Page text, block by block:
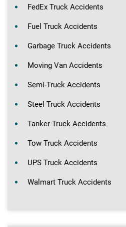
FedEx Truck Accidents
Fuel Truck Accidents
Garbage Truck Accidents
Moving Van Accidents
Semi-Truck Accidents
Steel Truck Accidents
Tanker Truck Accidents
Tow Truck Accidents
UPS Truck Accidents
Walmart Truck Accidents